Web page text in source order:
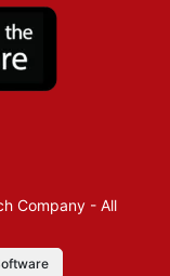
Company- All